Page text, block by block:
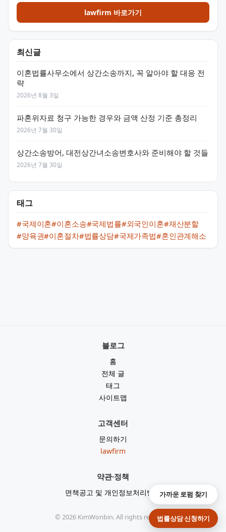
lawfirm 바로가기
최신글
이혼법률사무소에서 상간소송까지, 꼭 알아야 할 대응 전
략
2026년 8월 3일
파혼위자료 청구 가능한 경우와 금액 산정 기준 총정리
2026년 7월 30일
상간소송방어, 대전상간녀소송변호사와 준비해야 할 것들
2026년 7월 30일
태그
#국제이혼#이혼소송#국제법률#외국인이혼#재산분할
#양육권#이혼절차#법률상담#국제가족법#혼인관계해소
블로그
홈
전체 글
태그
사이트맵
고객센터
문의하기
lawfirm
약관·정책
면책공고 및 개인정보처리방침
© 2026KimWonbin. All rights reserved.
가까운 로펌 찾기
법률상담 신청하기